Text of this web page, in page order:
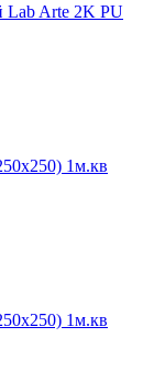
Lab Arte 2K PU
1м.кв
1м.кв